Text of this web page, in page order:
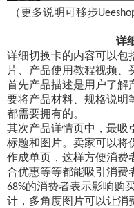
（更多说明可移步
详
详细切换卡的内容可以包
片、产品使用教程视频、
首先产品描述是用户了解
要将产品材料、规格说明
都需要拥有的。
其次产品详情页中，最吸
标题和图片。卖家可以将
作成单页，这样方便消费
合优惠等等都能吸引消费
68%的消费者表示影响购
计，多角度图片可以让消